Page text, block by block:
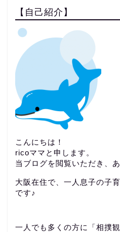
【自己紹介】
こんにちは！
ricoママと申します。
当ブログを閲覧いただき、
大阪在住で、一人息子の子
です♪
一人でも多くの方に「相撲